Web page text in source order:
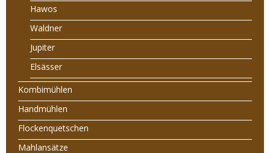
Angemeldet bleiben Passwort vergessen?
Hawos
Waldner
Jupiter
Elsässer
Kombimühlen
Handmühlen
Flockenquetschen
Mahlansätze